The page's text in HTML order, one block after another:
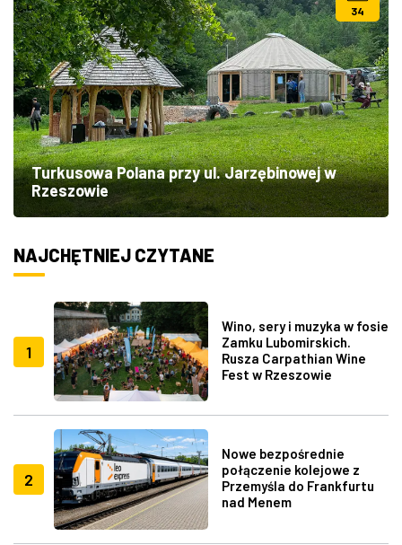
34
Turkusowa Polana przy ul. Jarzębinowej w
Rzeszowie
NAJCHĘTNIEJ CZYTANE
1
Wino, sery i muzyka w fosie
Zamku Lubomirskich.
Rusza Carpathian Wine
Fest w Rzeszowie
2
Nowe bezpośrednie
połączenie kolejowe z
Przemyśla do Frankfurtu
nad Menem